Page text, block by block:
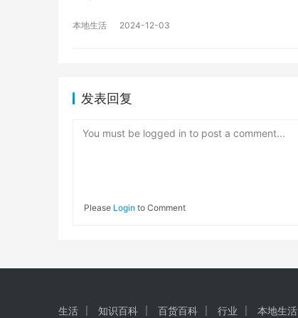
本地生活 2024-12-03
发表回复
You must be logged in to post a comment...
Please Login to Comment
生活 知识百科 百货百科 行业 本地生活